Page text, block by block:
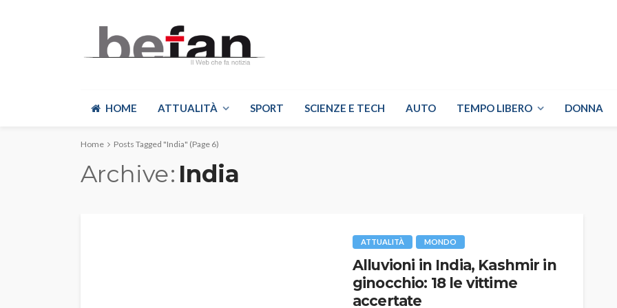
HOME ATTUALITÀ SPORT SCIENZE E TECH AUTO TEMPO LIBERO DONNA
Home Posts Tagged "India" (Page 6)
Archive India
ATTUALITÀ MONDO
Alluvioni in India, Kashmir in
ginocchio: 18 le vittime
accertate